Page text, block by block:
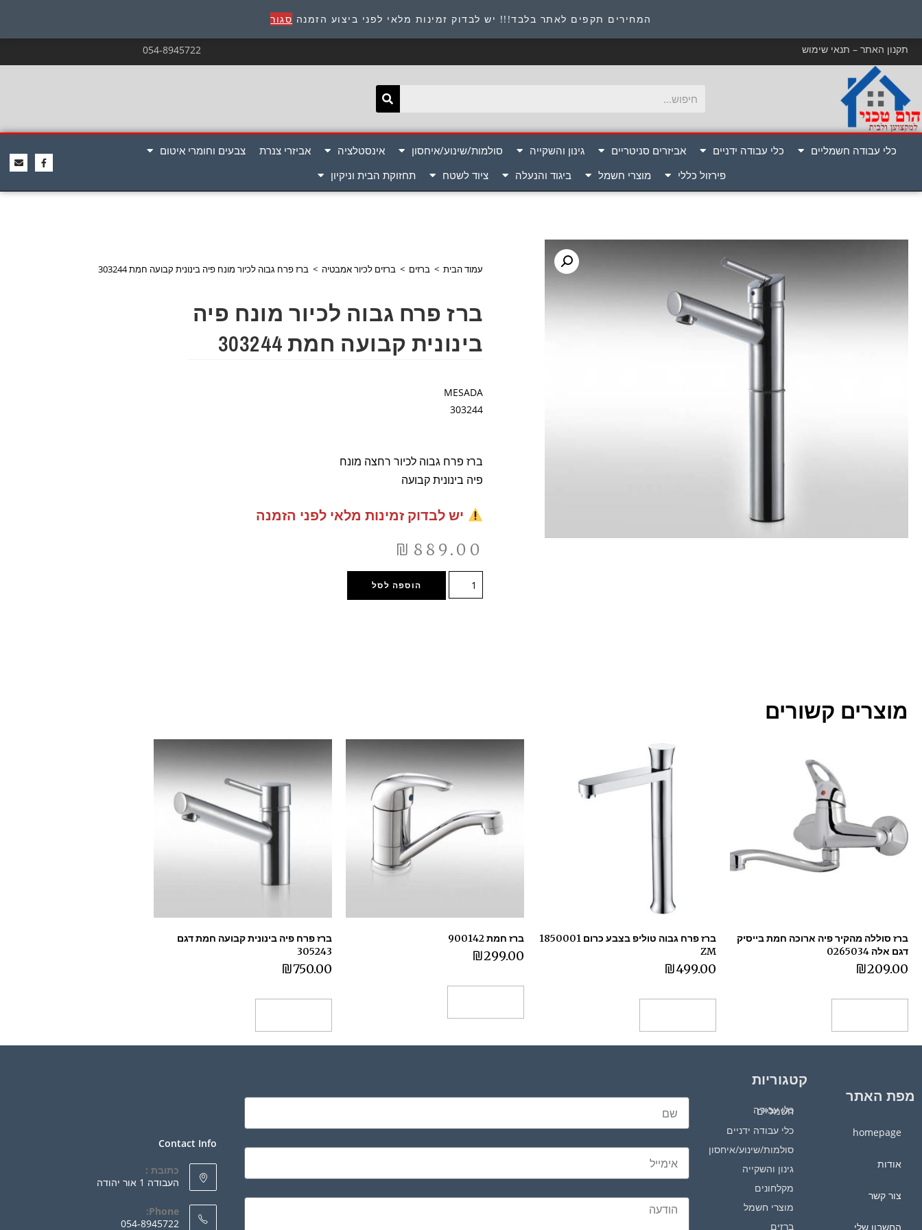
המחירים תקפים לאתר בלבד!!! יש לבדוק זמינות מלאי לפני ביצוע הזמנה סגור כתובת : היוזמים 9 אור יהודה שירות לקוחות 054-8945722
תקנון האתר – תנאי שימוש 054-8945722
כלי עבודה חשמליים כלי עבודה ידניים אביזרים סניטריים גינון והשקייה סולמות/שינוע/איחסון אינסטלציה אביזרי צנרת
צבעים וחומרי איטום
פירזול כללי
מוצרי חשמל ביגוד והנעלה ציוד לשטח תחזוקת הבית וניקיון
עמוד הבית > ברזים > ברזים לכיור אמבטיה > ברז פרח גבוה לכיור מונח פיה בינונית קבועה חמת 303244
ברז פרח גבוה לכיור מונח פיה
בינונית קבועה חמת 303244
MESADA
303244
ברז פרח גבוה לכיור רחצה מונח
פיה בינונית קבועה
יש לבדוק זמינות מלאי לפני הזמנה
₪ 889.00
הוספה לסל
מוצרים קשורים
ברז סוללה מהקיר פיה ארוכה חמת בייסיק
דגם אלה 0265034
₪209.00
ברז פרח גבוה טוליפ בצבע כרום 1850001
ZM
₪499.00
ברז חמת 900142
₪299.00
ברז פרח פיה בינונית קבועה חמת דגם
305243
₪750.00
מפת האתר
homepage
אודות
צור קשר
החשבון שלי
קטגוריות
כלי עבודה חשמליים
כלי עבודה ידניים
סולמות/שינוע/איחסון
גינון והשקייה
מקלחונים
מוצרי חשמל
ברזים
Contact Info
כתובת :
העבודה 1 אור יהודה
Phone:
054-8945722